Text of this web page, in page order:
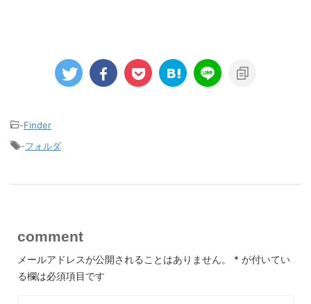
-Finder
-フォルダ
comment
メールアドレスが公開されることはありません。 * が付いてい
る欄は必須項目です